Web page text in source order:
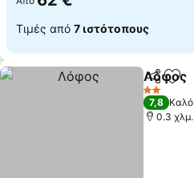
Τιμές από 7 ιστότοπους
Λόφος
2 Αστέρια
7,8 Καλό
0.3